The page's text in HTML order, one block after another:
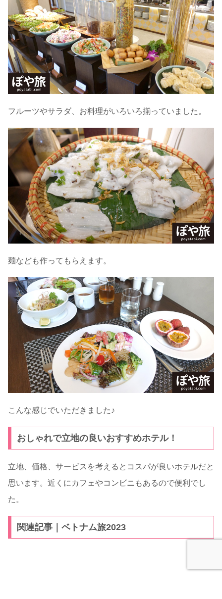
フルーツやサラダ、お料理がいろいろ揃っていました。
麺なども作ってもらえます。
こんな感じでいただきました♪
おしゃれで立地の良いおすすめホテル！
立地、価格、サービスを考えるとコスパが良いホテルだと
思います。近くにカフェやコンビニもあるので便利でし
た。
関連記事｜ベトナム旅2023